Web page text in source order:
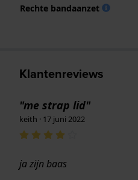
Rechte bandaanzet
Klantenreviews
"me strap lid"
keith · 17 juni 2022
ja zijn baas